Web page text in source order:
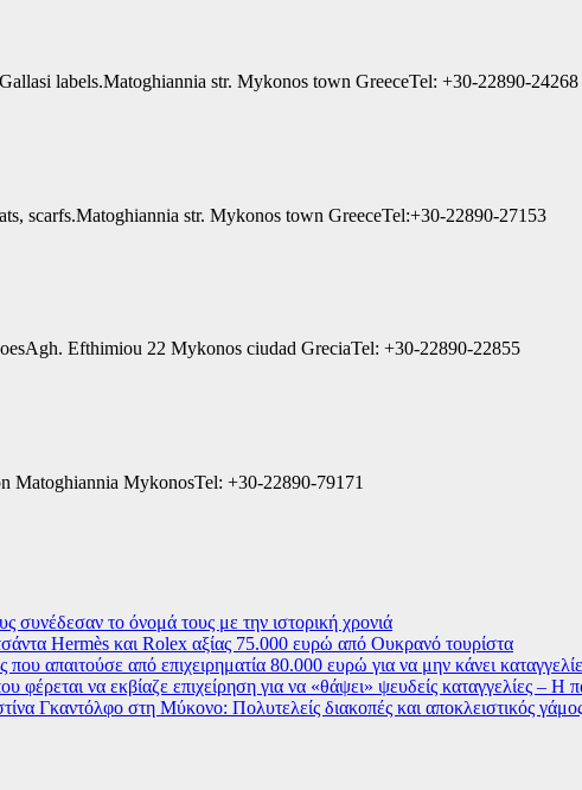
labels.Matoghiannia str. Mykonos town GreeceTel: +30-22890-24268
scarfs.Matoghiannia str. Mykonos town GreeceTel:+30-22890-27153
Efthimiou 22 Mykonos ciudad GreciaTel: +30-22890-22855
Matoghiannia MykonosTel: +30-22890-79171
συνέδεσαν το όνομά τους με την ιστορική χρονιά
Hermès και Rolex αξίας 75.000 ευρώ από Ουκρανό τουρίστα
απαιτούσε από επιχειρηματία 80.000 ευρώ για να μην κάνει
φέρεται να εκβίαζε επιχείρηση για να «θάψει» ψευδείς καταγγελίες –
Γκαντόλφο στη Μύκονο: Πολυτελείς διακοπές και αποκλειστικός